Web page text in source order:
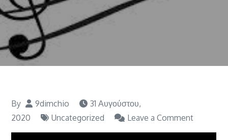
By 9dimchio
31 Αυγούστου,
2020
Uncategorized Leave a Commenton
Το